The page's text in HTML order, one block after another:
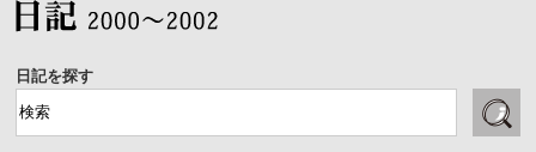
日記を探す